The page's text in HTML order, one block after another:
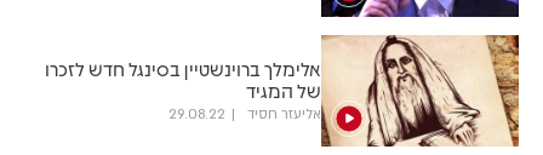
אלימלך ברוינשטיין בסינגל חדש לזכרו
של המגיד
אליעזר חסיד 29.08.22